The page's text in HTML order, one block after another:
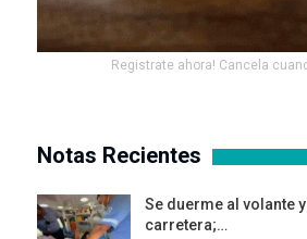
Registrate ahora! Cancela
Notas Recientes
Se duerme al volante
carretera;…